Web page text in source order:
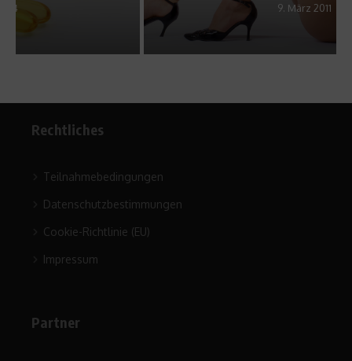
9. März 2011
Rechtliches
Teilnahmebedingungen
Datenschutzbestimmungen
Cookie-Richtlinie (EU)
Impressum
Partner